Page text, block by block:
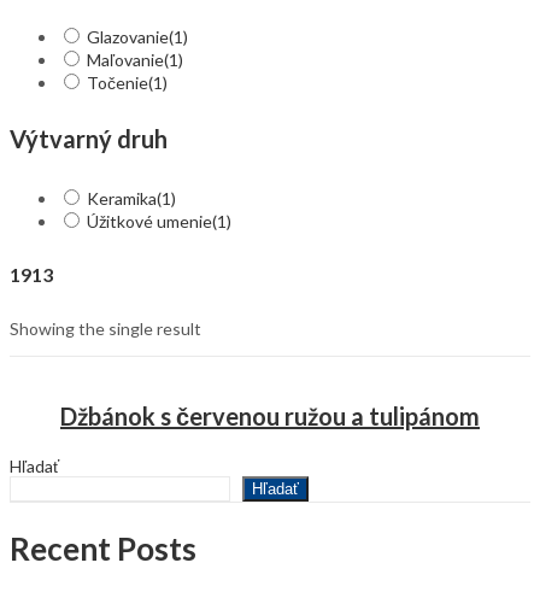
Glazovanie(1)
Maľovanie(1)
Točenie(1)
Výtvarný druh
Keramika(1)
Úžitkové umenie(1)
1913
Showing the single result
Džbánok s červenou ružou a tulipánom
Hľadať
Hľadať
Recent Posts